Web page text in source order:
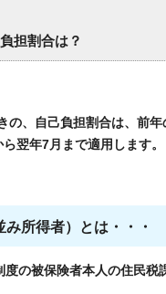
担割合は？
の、自己負担割合は、前
翌年7月まで適用します。
所得者）とは・・・
度の被保険者本人の住民税